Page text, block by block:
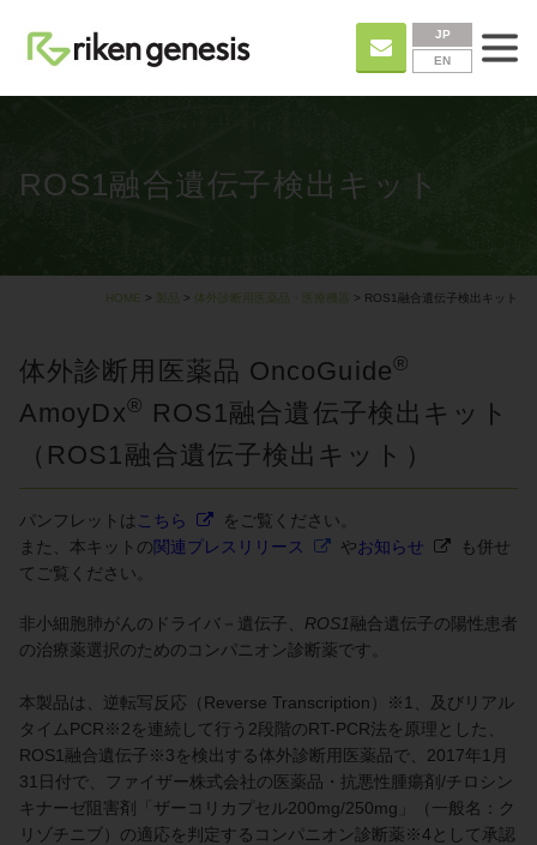
JP
EN
ROS1融合遺伝子検出キット
HOME > > 体外診断用医薬品・医療機器 > ROS1融合遺伝子検出キット
体外診断用医薬品 OncoGuide®
AmoyDx®
ROS1融合遺伝子検出キット
（ROS1融合遺伝子検出キット）
パンフレットは こちら
をご覧ください。
また、本キットの関連プレスリリース やお知らせ
も併せ
てご覧ください。
非小細胞肺がんのドライバ－遺伝子、 ROS1融合遺伝子の陽性患者
の治療薬選択のためのコンパニオン診断薬です。
本製品は、逆転写反応（Reverse Transcription）※1、及びリアル
タイムPCR※2を連続して行う2段階のRT-PCR法を原理とした、
ROS1融合遺伝子※3を検出する体外診断用医薬品で、2017年1月
31日付で、ファイザー株式会社の医薬品・抗悪性腫瘍剤/チロシン
キナーゼ阻害剤「ザーコリカプセル200mg/250mg」（一般名：ク
リゾチニブ）の適応を判定するコンパニオン診断薬※4として承認